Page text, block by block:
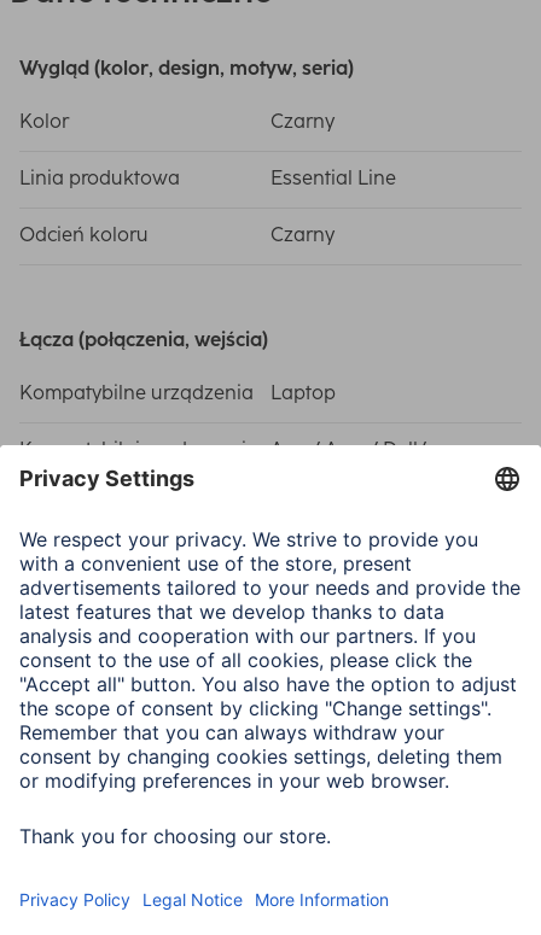
Wygląd (kolor, design, motyw, seria)
Kolor Czarny
Linia produktowa Essential Line
Odcień koloru Czarny
Łącza (połączenia, wejścia)
Kompatybilne urządzenia Laptop
Kompatybilni producenci
Acer/ Asus/ Dell/
PEAQ/ Packard Bell/
Toshiba/ VAIO/ dla
Samsung
Połączenie Wtyk Euro
Typ wtyczki złącza
zasilania
Euro Plug, Type C (CEE
7/16)